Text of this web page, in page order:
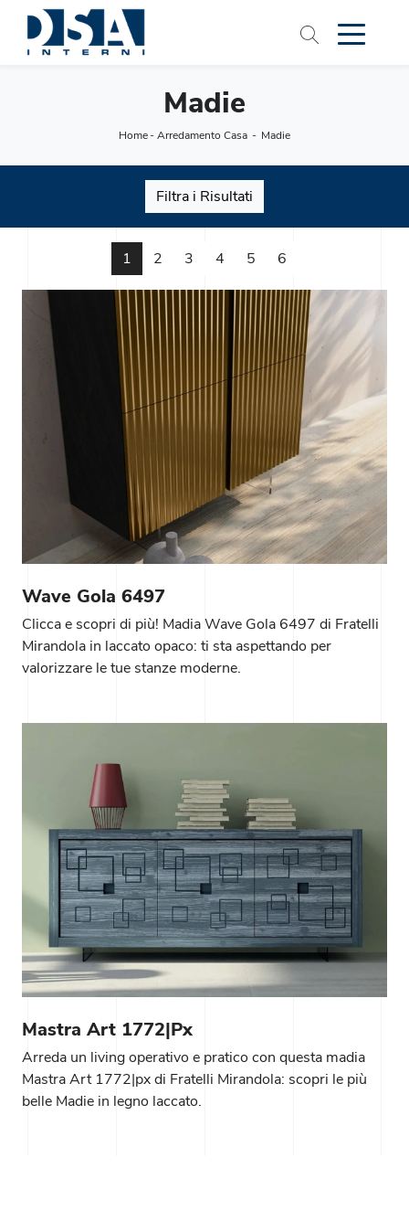
Madie
Home-Arredamento Casa - Madie
Filtra i Risultati
1 2 3 4 5 6
Wave Gola 6497
Clicca e scopri di più! Madia Wave Gola 6497 di Fratelli
Mirandola in laccato opaco: ti sta aspettando per
valorizzare le tue stanze moderne.
Mastra Art 1772|px
Arreda un living operativo e pratico con questa madia
Mastra Art 1772|px di Fratelli Mirandola: scopri le più
belle Madie in legno laccato.